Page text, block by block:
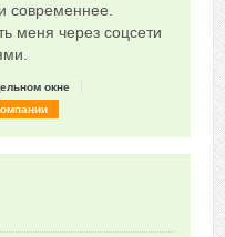
современнее.
меня через соцсети
окне